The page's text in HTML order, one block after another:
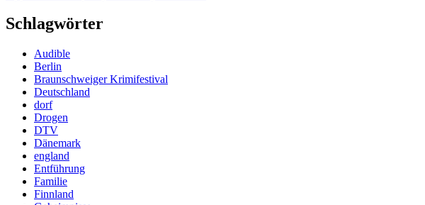
Schlagwörter
Audible
Berlin
Braunschweiger Krimifestival
Deutschland
dorf
Drogen
DTV
Dänemark
england
Entführung
Familie
Finnland